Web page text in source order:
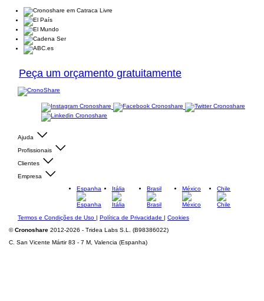
Peça um orçamento gratuitamente
Ajuda
Profissionais
Clientes
Empresa
Espanha
Itália Brasil México Chile
Termos e Condições de Uso | Política de Privacidade | Cookies
©Cronoshare 2012-2026 - Tridea Labs S.L. (B98386022)
C. San Vicente Mártir 83 - 7 M, Valencia (Espanha)